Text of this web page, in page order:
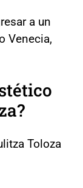
a un
Venecia,
Toloza